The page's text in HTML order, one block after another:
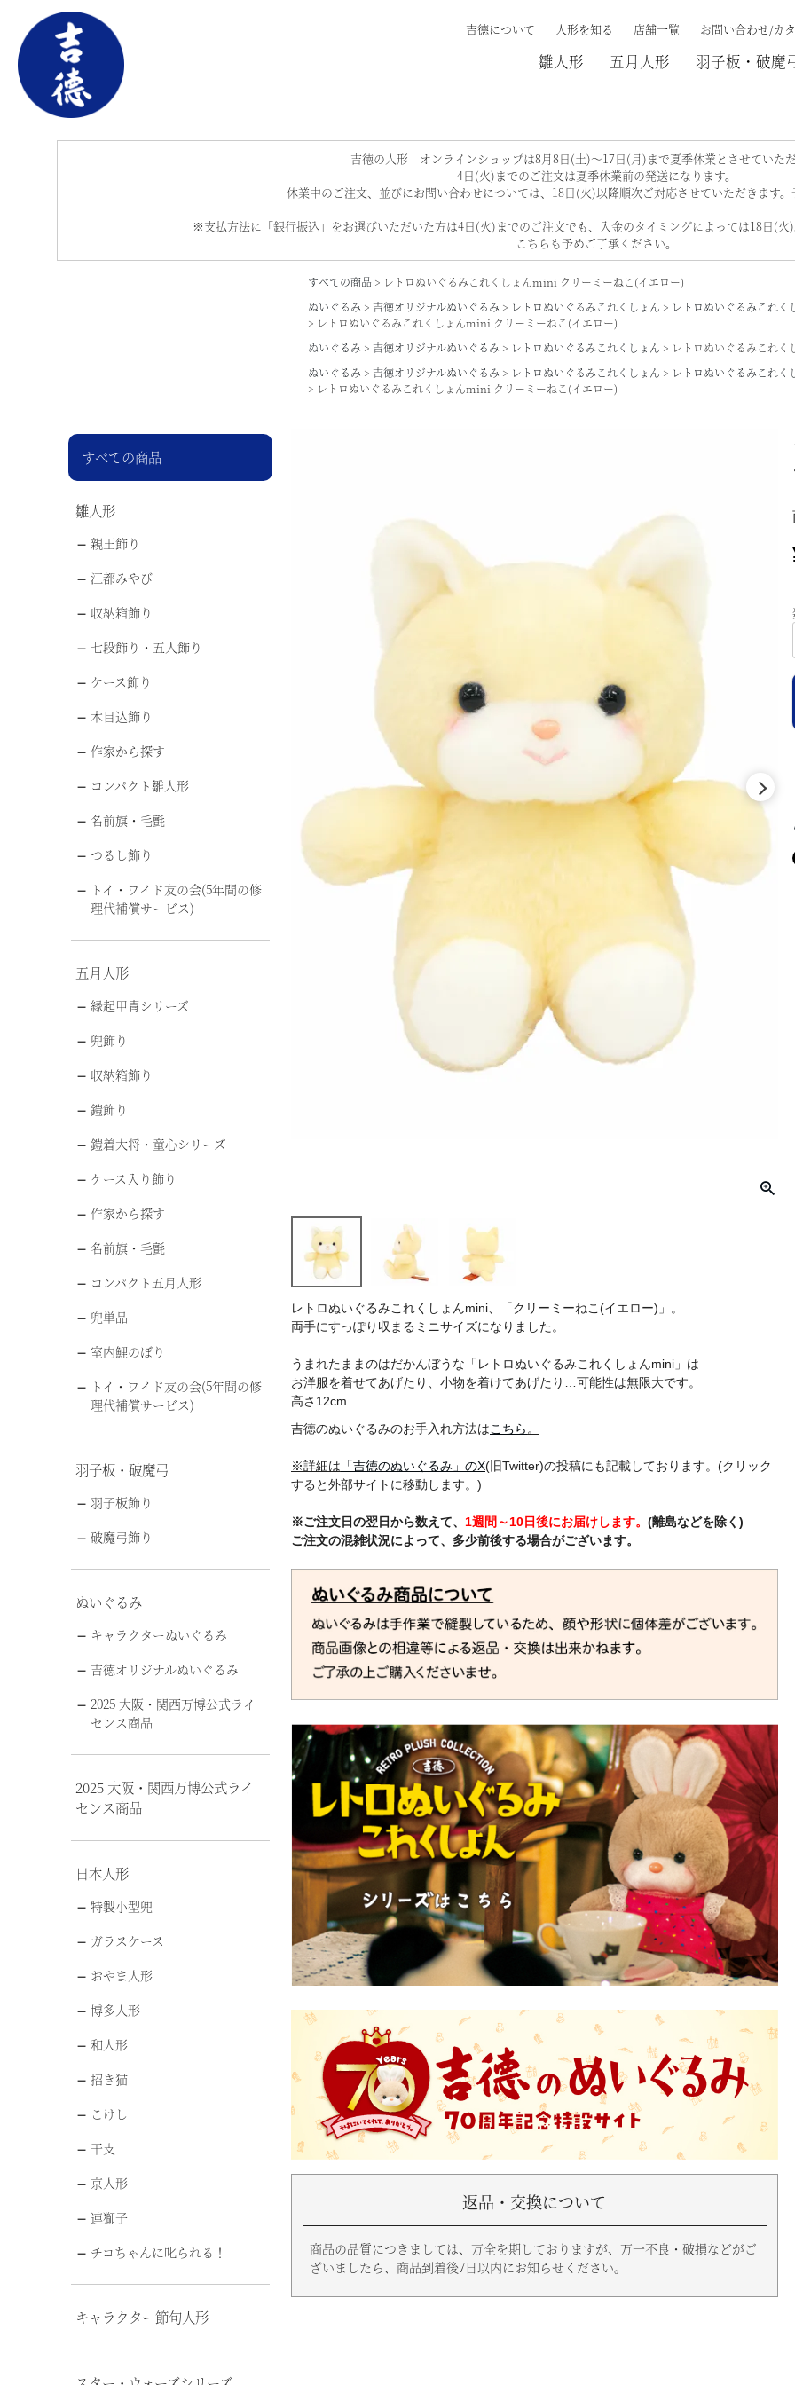
吉德について 人形を知る 店舗一覧 お問い合わせ/カ
雛人形 五月人形 羽子板・破魔
吉徳の人形 オンラインショップは8月8日(土)～17日(月)まで夏季休業とさせていただ
4日(火)までのご注文は夏季休業前の発送になります。
休業中のご注文、並びにお問い合わせについては、18日(火)以降順次ご対応させていただきます。
※支払方法に「銀行振込」をお選びいただいた方は4日(火)までのご注文でも、入金のタイミングによっては18日(火)
こちらも予めご了承ください。
すべての商品
レトロぬいぐるみこれくしょんmini クリーミーねこ(イエロー)
ぬいぐるみ
吉徳オリジナルぬいぐるみ レトロぬいぐるみこれくしょん レトロぬいぐるみこれく
レトロぬいぐるみこれくしょんmini クリーミーねこ(イエロー)
ぬいぐるみ
吉徳オリジナルぬいぐるみ レトロぬいぐるみこれくしょん
レトロぬいぐるみこれ
ぬいぐるみ
吉徳オリジナルぬいぐるみ レトロぬいぐるみこれくしょん
レトロぬいぐるみこれく
レトロぬいぐるみこれくしょんmini クリーミーねこ(イエロー)
すべての商品
雛人形
親王飾り
江都みやび
収納箱飾り
七段飾り・五人飾り
ケース飾り
木目込飾り
作家から探す
コンパクト雛人形
名前旗・毛氈
つるし飾り
トイ・ワイド友の会(5年間の修
理代補償サービス)
五月人形
縁起甲冑シリーズ
兜飾り
収納箱飾り
鎧飾り
鎧着大将・童心シリーズ
ケース入り飾り
作家から探す
名前旗・毛氈
コンパクト五月人形
兜単品
室内鯉のぼり
トイ・ワイド友の会(5年間の修
理代補償サービス)
羽子板・破魔弓
羽子板飾り
破魔弓飾り
ぬいぐるみ
キャラクターぬいぐるみ
吉徳オリジナルぬいぐるみ
2025 大阪・関西万博公式ライ
センス商品
2025 大阪・関西万博公式ライ
センス商品
日本人形
特製小型兜
ガラスケース
おやま人形
博多人形
和人形
招き猫
こけし
干支
京人形
連獅子
チコちゃんに叱られる！
キャラクター節句人形
レトロぬいぐるみこれくしょんmini、「クリーミーねこ(イエロー)」。
両手にすっぽり収まるミニサイズになりました。
うまれたままのはだかんぼうな「レトロぬいぐるみこれくしょんmini」は
お洋服を着せてあげたり、小物を着けてあげたり…可能性は無限大です。
高さ12cm
吉徳のぬいぐるみのお手入れ方法はこちら 。
※詳細は 「吉徳のぬいぐるみ」のX(旧Twitter)の投稿にも記載しております。(クリック
すると外部サイトに移動します。)
※ご注文日の翌日から数えて、 1週間～10日後にお届けします。 (離島などを除く)
ご注文の混雑状況によって、多少前後する場合がございます。
返品・交換について
商品の品質につきましては、万全を期しておりますが、万一不良・破損などがご
ざいましたら、商品到着後7日以内にお知らせください。